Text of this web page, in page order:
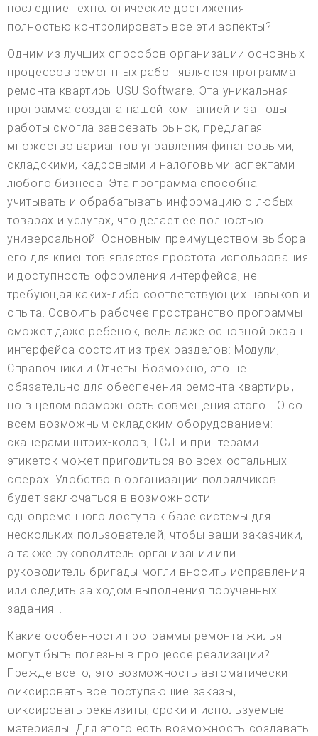
последние технологические достижения
полностью контролировать все эти аспекты?
Одним из лучших способов организации основных
процессов ремонтных работ является программа
ремонта квартиры USU Software. Эта уникальная
программа создана нашей компанией и за годы
работы смогла завоевать рынок, предлагая
множество вариантов управления финансовыми,
складскими, кадровыми и налоговыми аспектами
любого бизнеса. Эта программа способна
учитывать и обрабатывать информацию о любых
товарах и услугах, что делает ее полностью
универсальной. Основным преимуществом выбора
его для клиентов является простота использования
и доступность оформления интерфейса, не
требующая каких-либо соответствующих навыков и
опыта. Освоить рабочее пространство программы
сможет даже ребенок, ведь даже основной экран
интерфейса состоит из трех разделов: Модули,
Справочники и Отчеты. Возможно, это не
обязательно для обеспечения ремонта квартиры,
но в целом возможность совмещения этого ПО со
всем возможным складским оборудованием:
сканерами штрих-кодов, ТСД и принтерами
этикеток может пригодиться во всех остальных
сферах. Удобство в организации подрядчиков
будет заключаться в возможности
одновременного доступа к базе системы для
нескольких пользователей, чтобы ваши заказчики,
а также руководитель организации или
руководитель бригады могли вносить исправления
или следить за ходом выполнения порученных
задания. . .
Какие особенности программы ремонта жилья
могут быть полезны в процессе реализации?
Прежде всего, это возможность автоматически
фиксировать все поступающие заказы,
фиксировать реквизиты, сроки и используемые
материалы. Для этого есть возможность создавать